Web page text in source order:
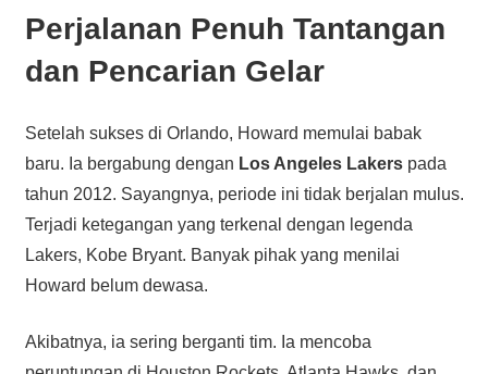
Perjalanan Penuh Tantangan
dan Pencarian Gelar
Setelah sukses di Orlando, Howard memulai babak
baru. Ia bergabung dengan Los Angeles Lakerspada
tahun 2012. Sayangnya, periode ini tidak berjalan mulus.
Terjadi ketegangan yang terkenal dengan legenda
Lakers, Kobe Bryant. Banyak pihak yang menilai
Howard belum dewasa.
Akibatnya, ia sering berganti tim. Ia mencoba